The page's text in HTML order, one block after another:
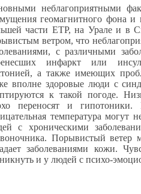
неблагоприятными
геомагнитного фона и
части ЕТР, на Урале и в
ветром, что
с различными
инфаркт или
а также имеющих
вполне здоровые люди с
к такой погоде.
переносят и
температура могут
с хроническими
Порывистый ветер
заболеваниями кожи.
и у людей с психо-